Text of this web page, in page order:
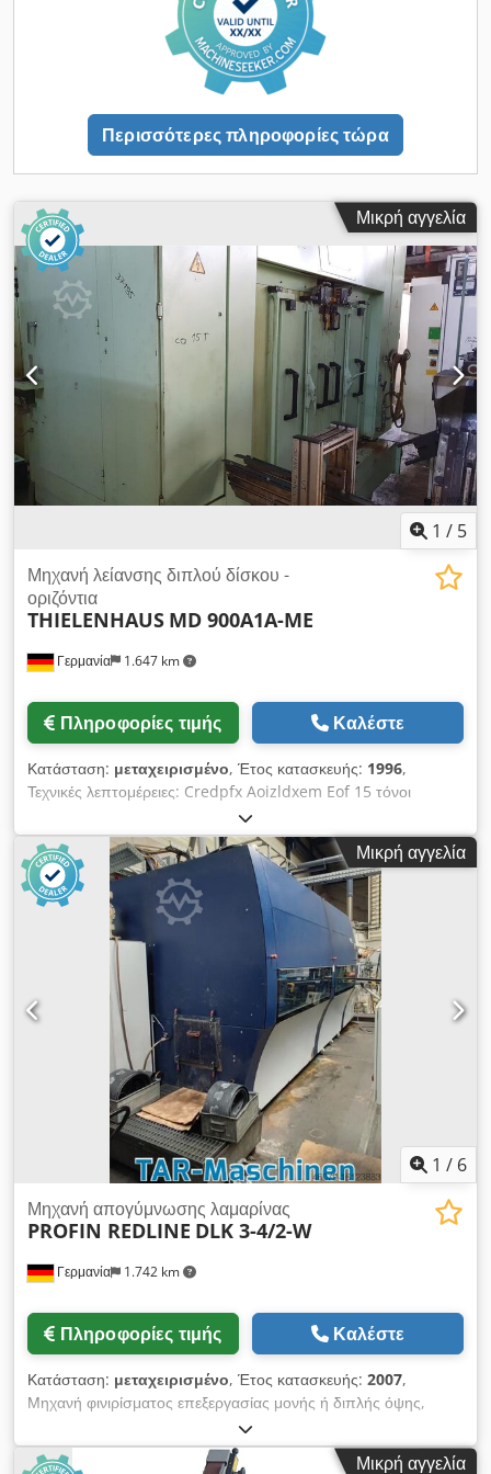
Περισσότερες πληροφορίες τώρα
Μικρή αγγελία
1 / 5
Γερμανία 1.647 km
Μηχανή λείανσης διπλού δίσκου -
οριζόντια
THIELENHAUS MD 900A1A-ME
Πληροφορίες τιμής Καλέστε
Κατάσταση: μεταχειρισμένο, Έτος κατασκευής: 1996,
Τεχνικές λεπτομέρειες: Credpfx Aoizldxem Eof 15 τόνοι
Μικρή αγγελία
1 / 6
Γερμανία 1.742 km
Μηχανή απογύμνωσης λαμαρίνας
PROFIN REDLINE DLK 3-4/2-W
Πληροφορίες τιμής Καλέστε
Κατάσταση: μεταχειρισμένο, Έτος κατασκευής: 2007,
Μηχανή φινιρίσματος επεξεργασίας μονής ή διπλής όψης,
μεταχειρισμένη 3 μονάδες FLAKKO με 4 δισκοειδή εργαλεία η
καθεμία: Ισχύς κίνησης 7,5kW Ταχύτητα ατράκτου 300 - 2500
Μικρή αγγελία